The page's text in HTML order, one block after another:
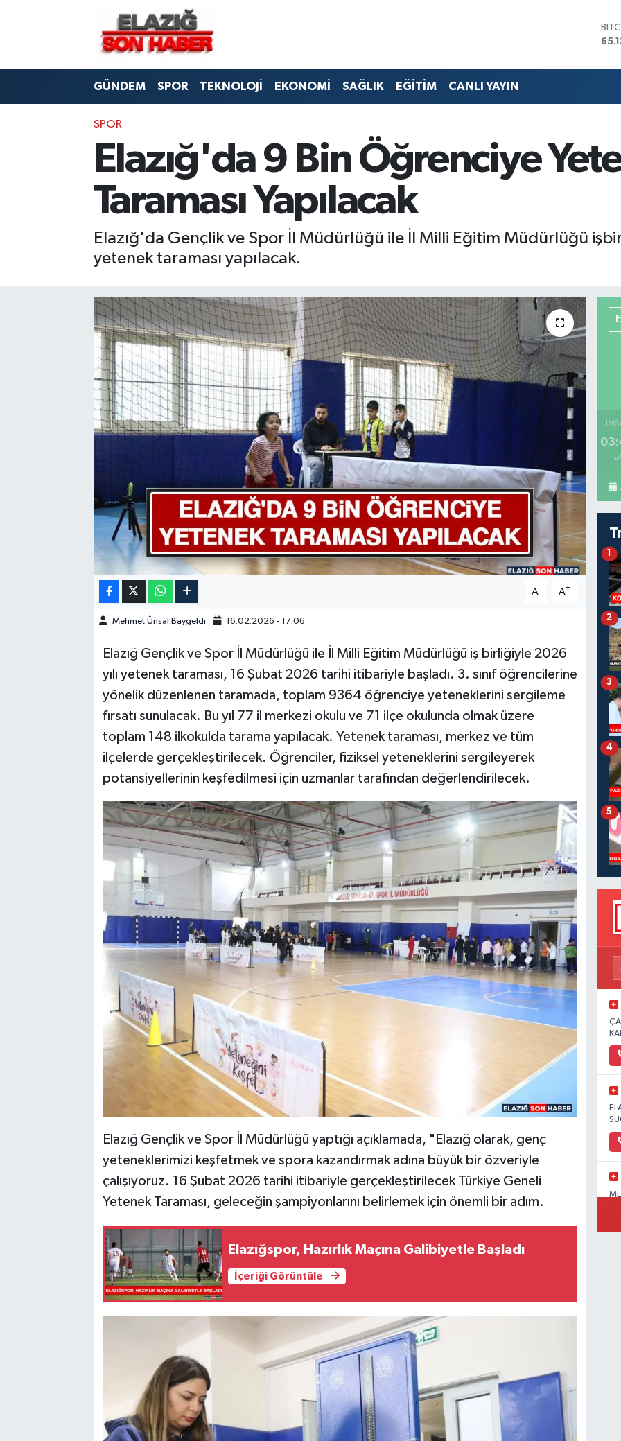
GÜNDEM SPOR TEKNOLOJİ EKONOMİ SAĞLIK EĞİTİM CANLI YAYIN
SPOR
Elazığ'da 9 Bin Öğrenciye
Taraması Yapılacak
Elazığ'da Gençlik ve Spor İl Müdürlüğü ile İl Milli Eğitim Müdürlüğü
yetenek taraması yapılacak.
A- A+
Mehmet Ünsal Baygeldi 16.02.2026 - 17:06
Elazığ Gençlik ve Spor İl Müdürlüğü ile İl Milli Eğitim Müdürlüğü iş birliğiyle 2026
yılı yetenek taraması, 16 Şubat 2026 tarihi itibariyle başladı. 3. sınıf öğrencilerine
yönelik düzenlenen taramada, toplam 9364 öğrenciye yeteneklerini sergileme
fırsatı sunulacak. Bu yıl 77 il merkezi okulu ve 71 ilçe okulunda olmak üzere
toplam 148 ilkokulda tarama yapılacak. Yetenek taraması, merkez ve tüm
ilçelerde gerçekleştirilecek. Öğrenciler, fiziksel yeteneklerini sergileyerek
potansiyellerinin keşfedilmesi için uzmanlar tarafından değerlendirilecek.
Elazığ Gençlik ve Spor İl Müdürlüğü yaptığı açıklamada, "Elazığ olarak, genç
yeteneklerimizi keşfetmek ve spora kazandırmak adına büyük bir özveriyle
çalışıyoruz. 16 Şubat 2026 tarihi itibariyle gerçekleştirilecek Türkiye Geneli
Yetenek Taraması, geleceğin şampiyonlarını belirlemek için önemli bir adım.
Elazığspor, Hazırlık Maçına Galibiyetle Başladı
İçeriği Görüntüle
1
2
3
4
5
CANLI YAYIN
BİLİM VE TEKNOLOJİ
EKONOMİ
HABERDE İNSAN
KÜLTÜR-SANAT
MAGAZİN
ÖZEL HABER
Merkez Hava Durumu
Merkez Trafik Yoğunluk Haritası
Süper Lig Puan Durumu ve Fikstür
Tüm Manşetler
Son Dakika Haberleri
Haber Arşivi